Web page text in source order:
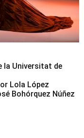
la Universitat de
Lola López
Bohórquez Núñez